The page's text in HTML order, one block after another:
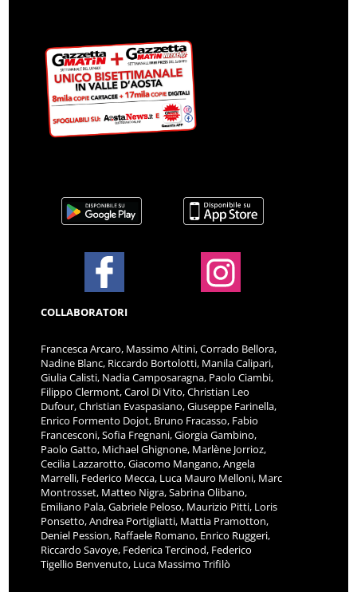
COLLABORATORI
Francesca Arcaro, Massimo Altini, Corrado Bellora,
Nadine Blanc, Riccardo Bortolotti, Manila Calipari,
Giulia Calisti, Nadia Camposaragna, Paolo Ciambi,
Filippo Clermont, Carol Di Vito, Christian Leo
Dufour, Christian Evaspasiano, Giuseppe Farinella,
Enrico Formento Dojot, Bruno Fracasso, Fabio
Francesconi, Sofia Fregnani, Giorgia Gambino,
Paolo Gatto, Michael Ghignone, Marlène Jorrioz,
Cecilia Lazzarotto, Giacomo Mangano, Angela
Marrelli, Federico Mecca, Luca Mauro Melloni, Marc
Montrosset, Matteo Nigra, Sabrina Olibano,
Emiliano Pala, Gabriele Peloso, Maurizio Pitti, Loris
Ponsetto, Andrea Portigliatti, Mattia Pramotton,
Deniel Pession, Raffaele Romano, Enrico Ruggeri,
Riccardo Savoye, Federica Tercinod, Federico
Tigellio Benvenuto, Luca Massimo Trifilò